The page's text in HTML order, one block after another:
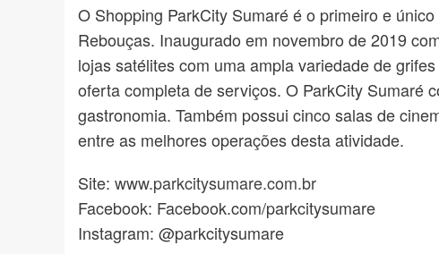
O Shopping ParkCity Sumaré é o primeiro e
Rebouças. Inaugurado em novembro de 2019
lojas satélites com uma ampla variedade de
oferta completa de serviços. O ParkCity Sumaré
gastronomia. Também possui cinco salas de
entre as melhores operações desta atividade.
Site: www.parkcitysumare.com.br
Facebook: Facebook.com/parkcitysumare
Instagram: @parkcitysumare